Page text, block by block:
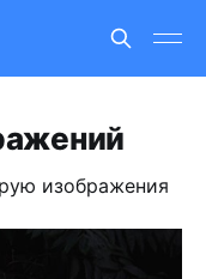
изображения